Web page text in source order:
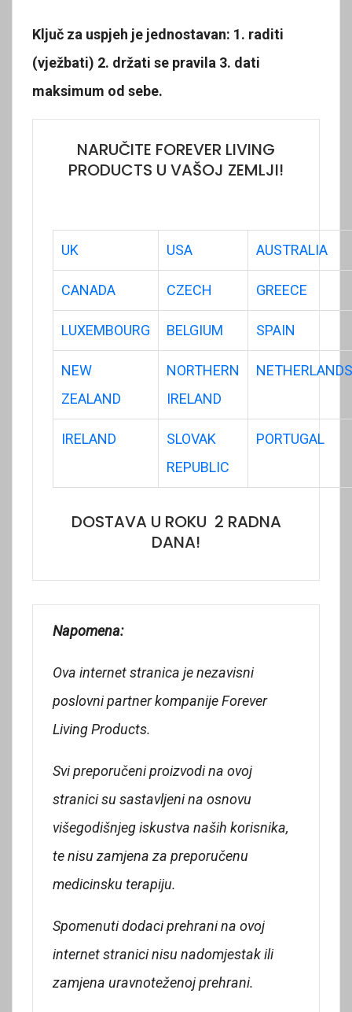
Ključ za uspjeh je jednostavan: 1. raditi
(vježbati) 2. držati se pravila 3. dati
maksimum od sebe.
NARUČITE FOREVER LIVING
PRODUCTS U VAŠOJ ZEMLJI!
UK USA AUSTRALIA
CANADA CZECH GREECE
LUXEMBOURG BELGIUM SPAIN
NEW
ZEALAND
NORTHERN
IRELAND
NETHERLANDS
IRELAND
SLOVAK
REPUBLIC
PORTUGAL
DOSTAVA U ROKU 2 RADNA
DANA!
Napomena:
Ova internet stranica je nezavisni
poslovni partner kompanije Forever
Living Products.
Svi preporučeni proizvodi na ovoj
stranici su sastavljeni na osnovu
višegodišnjeg iskustva naših korisnika,
te nisu zamjena za preporučenu
medicinsku terapiju.
Spomenuti dodaci prehrani na ovoj
internet stranici nisu nadomjestak ili
zamjena uravnoteženoj prehrani.